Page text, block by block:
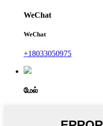
WeChat
WeChat
+18033050975
மேல்